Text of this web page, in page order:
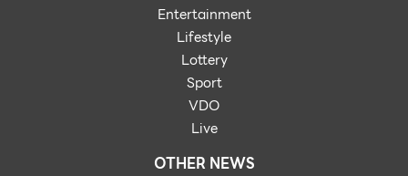
Entertainment
Lifestyle
Lottery
Sport
VDO
Live
OTHER NEWS